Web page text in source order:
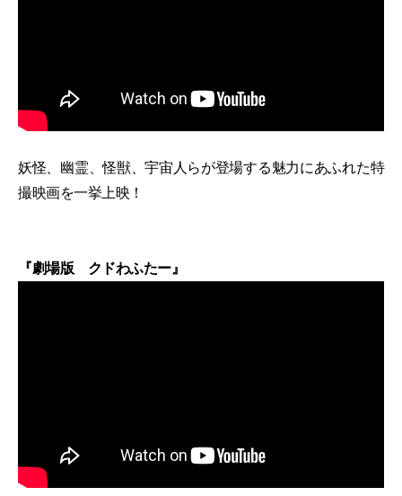
妖怪、幽霊、怪獣、宇宙人らが登場する魅力にあふれた特
撮映画を一挙上映！
『劇場版 クドわふたー』